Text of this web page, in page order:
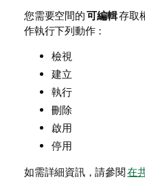
您需要空間的可編輯存取
作執行下列動作：
檢視
建立
執行
刪除
啟用
停用
如需詳細資訊，請參閱在